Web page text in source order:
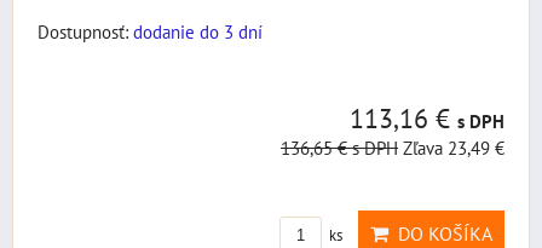
Dostupnosť: dodanie do 3 dní
113,16 € s DPH
136,65 €s DPH Zľava 23,49 €
ks DO KOŠÍKA